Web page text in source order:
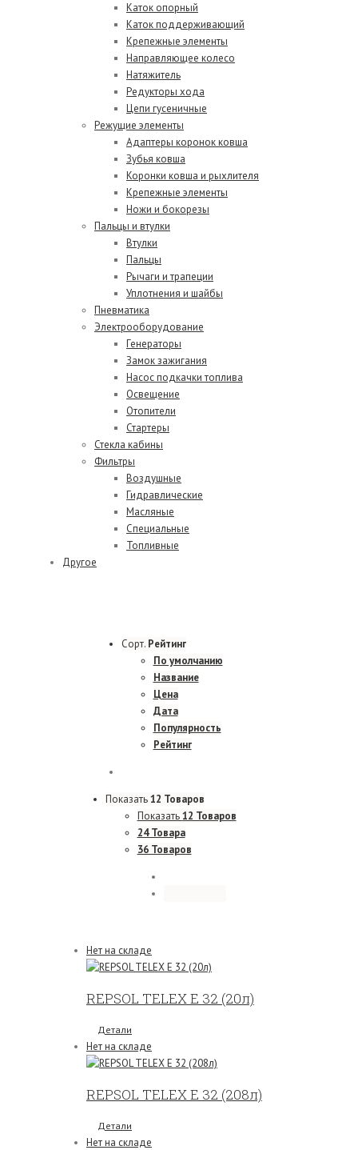
Каток опорный
Каток поддерживающий
Крепежные элементы
Направляющее колесо
Натяжитель
Редукторы хода
Цепи гусеничные
Режущие элементы
Адаптеры коронок ковша
Зубья ковша
Коронки ковша и рыхлителя
Крепежные элементы
Ножи и бокорезы
Пальцы и втулки
Втулки
Пальцы
Рычаги и трапеции
Уплотнения и шайбы
Пневматика
Электрооборудование
Генераторы
Замок зажигания
Насос подкачки топлива
Освещение
Отопители
Стартеры
Стекла кабины
Фильтры
Воздушные
Гидравлические
Масляные
Специальные
Топливные
Другое
Сорт. Рейтинг
По умолчанию
Название
Цена
Дата
Популярность
Рейтинг
Показать12 Товаров
Показать12 Товаров
24 Товара
36 Товаров
Нет на складе
REPSOL TELEX Е 32 (20л)
Детали
Нет на складе
REPSOL TELEX Е 32 (208л)
Детали
Нет на складе